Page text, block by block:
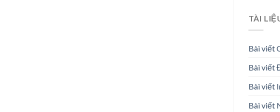
TÀI
Bài viết
Bài viết
Bài viết
Bài viết